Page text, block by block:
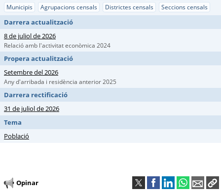
Municipis
Agrupacions censals Districtes censals Seccions censals
Darrera actualització
8 de juliol de 2026
Relació amb l'activitat econòmica 2024
Propera actualització
Setembre del 2026
Any d'arribada i residència anterior 2025
Darrera rectificació
31 de juliol de 2026
Tema
Població
Opinar